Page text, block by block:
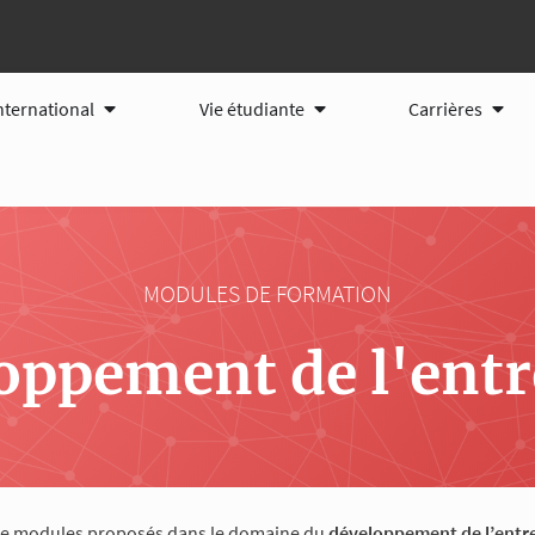
Ouvrir International
Vie étudiante Ouvrir Vie étudiante
Carrières
MODULES DE FORMATION
de